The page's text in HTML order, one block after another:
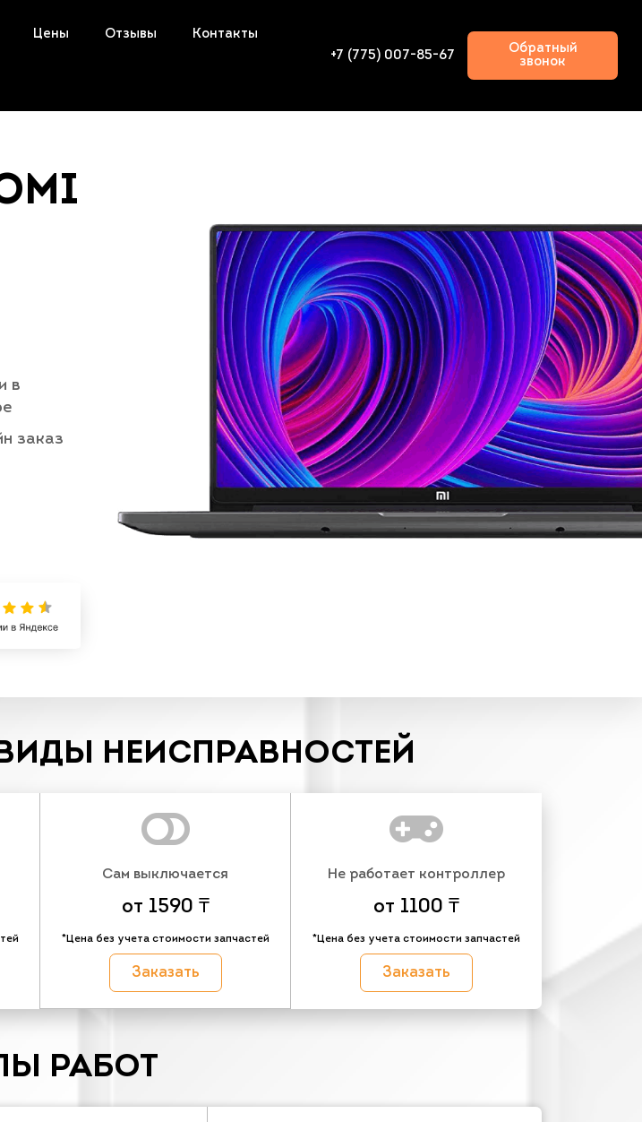
Цены Отзывы Контакты
+7 (775) 007-85-67
Обратный
звонок
в
заказ
НЕИСПРАВНОСТЕЙ
Сам выключается
от 1590 ₸
*Цена без учета стоимости запчастей
Заказать
Не работает контроллер
от 1100 ₸
*Цена без учета стоимости запчастей
Заказать
РАБОТ